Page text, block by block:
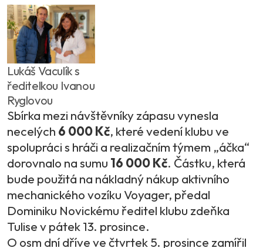
Lukáš Vaculík s
ředitelkou Ivanou
Ryglovou
Sbírka mezi návštěvníky zápasu vynesla
necelých 6 000 Kč, které vedení klubu ve
spolupráci s hráči a realizačním týmem „áčka“
dorovnalo na sumu 16 000 Kč. Částku, která
bude použitá na nákladný nákup aktivního
mechanického vozíku Voyager, předal
Dominiku Novickému ředitel klubu zdeňka
Tulise v pátek 13. prosince.
O osm dní dříve ve čtvrtek 5. prosince zamířil